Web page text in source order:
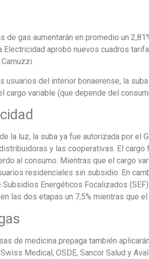
de gas aumentarán en promedio un
Electricidad aprobó nuevos cuadros
usuarios del interior bonaerense, la
cargo variable (que depende del
la luz, la suba ya fue autorizada por el
y las cooperativas. El cargo
al consumo. Mientras que el cargo
residenciales sin subsidio. En
Subsidios Energéticos Focalizados
las dos etapas un 7,5% mientras que
de medicina prepaga también
Medical, OSDE, Sancor Salud y